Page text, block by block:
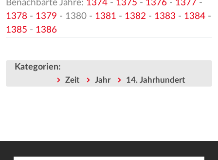
Benachbarte Jahre: 1374 - 1375 - 1376 - 1377 -
1378 - 1379 - 1380 - 1381 - 1382 - 1383 - 1384 -
1385 - 1386
Kategorien:
Zeit Jahr 14. Jahrhundert